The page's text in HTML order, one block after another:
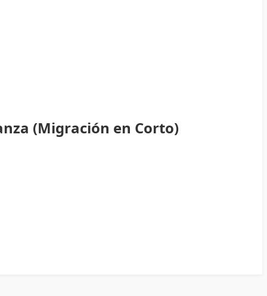
(Migración en Corto)